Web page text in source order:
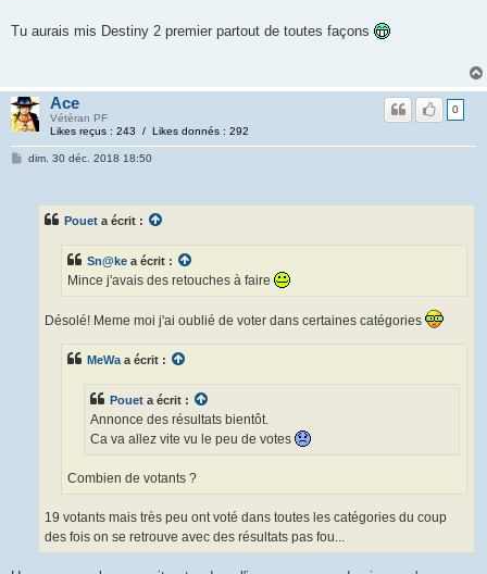
Tu aurais mis Destiny 2 premier partout de toutes façons
Ace
Vétéran PF
Likes reçus : 243 / Likes donnés : 292
0
dim. 30 déc. 2018 18:50
Pouet a écrit :
Sn@ke a écrit :
Mince j'avais des retouches à faire
Désolé! Meme moi j'ai oublié de voter dans certaines catégories
MeWa a écrit :
Pouet a écrit :
Annonce des résultats bientôt.
Ca va allez vite vu le peu de votes
Combien de votants ?
19 votants mais très peu ont voté dans toutes les catégories du coup
des fois on se retrouve avec des résultats pas fou...